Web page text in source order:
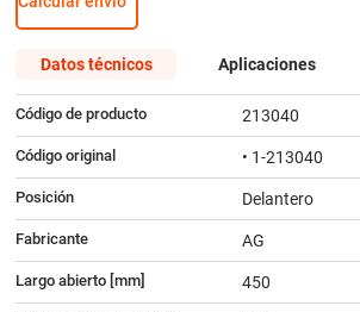
Datos técnicos Aplicaciones
Código de producto 213040
Código original • 1-213040
Posición Delantero
Fabricante AG
Largo abierto [mm] 450